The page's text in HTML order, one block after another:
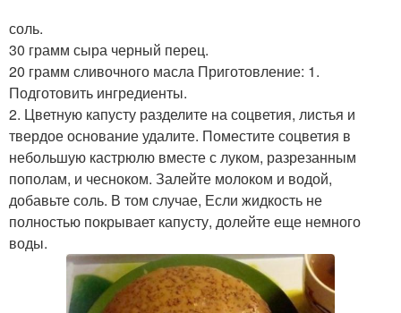
соль.
30 грамм сыра черный перец.
20 грамм сливочного масла Приготовление: 1.
Подготовить ингредиенты.
2. Цветную капусту разделите на соцветия, листья и
твердое основание удалите. Поместите соцветия в
небольшую кастрюлю вместе с луком, разрезанным
пополам, и чесноком. Залейте молоком и водой,
добавьте соль. В том случае, Если жидкость не
полностью покрывает капусту, долейте еще немного
воды.